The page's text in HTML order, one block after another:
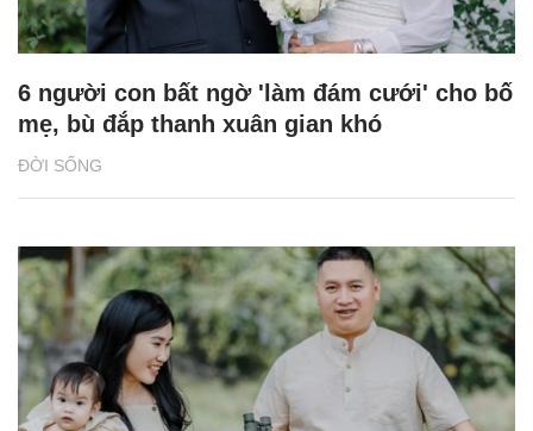
ĐỜI SỐNG
6 người con bất ngờ 'làm đám cưới' cho bố
mẹ, bù đắp thanh xuân gian khó